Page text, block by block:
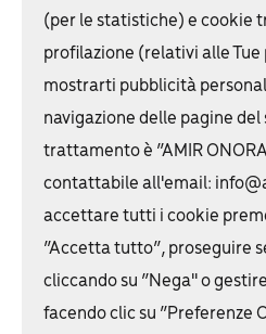
Servizi
Cerimonia Funebre
Trasporto funebre
Forniture floreali
Affissioni, foto ricordo,
Pratiche e documenti
Cremazione, inumazione,
(per le statistiche) e cookie
profilazione (relativi alle
mostrarti pubblicità
navigazione delle pagine
trattamento è “AMIR
contattabile all'email:
accettare tutti i cookie
“Accetta tutto”, proseguire
cliccando su “Nega" o
facendo clic su “Preferenze